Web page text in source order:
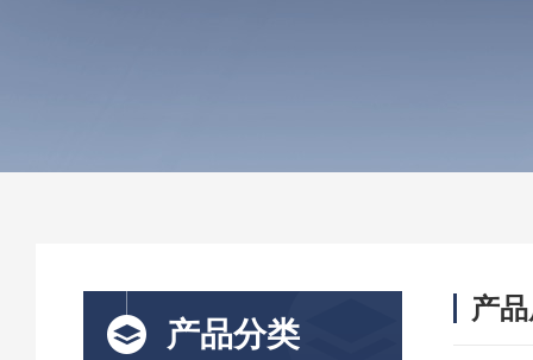
产品分类
产